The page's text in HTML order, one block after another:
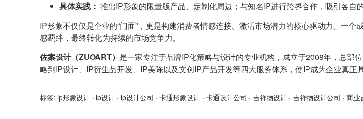
具体实践： 推出IP形象的限量版产品、定制化周边；与知名IP进行跨界合作，吸引各自的
IP形象不仅仅是企业的“门面”，更是构建消费者情感连接、激活市场潜力的核心驱动力。一
感羁绊，最终转化为持续的市场竞争力。
佐案设计（ZUOART） 是一家专注于品牌IP化策略与设计的专业机构，成立于2008年，总部
略到IP设计、IP衍生品开发、IP美陈以及文创IP产品开发等四大服务体系，使IP成为企业真正
标签: ip形象设计 · ip设计 · ip设计公司 · 卡通形象设计 · 卡通设计公司 · 吉祥物设计 · 吉祥物设计公司 · 商业